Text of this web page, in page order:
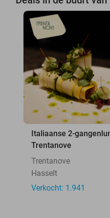
Italiaanse 2-
Trentanove
Trentanove
Hasselt
Verkocht: 1.941